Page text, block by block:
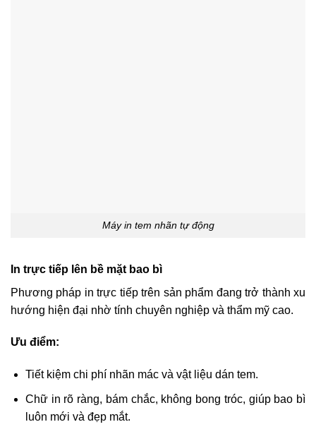
Máy in tem nhãn tự động
In trực tiếp lên bề mặt bao bì
Phương pháp in trực tiếp trên sản phẩm đang trở thành xu
hướng hiện đại nhờ tính chuyên nghiệp và thẩm mỹ cao.
Ưu điểm:
Tiết kiệm chi phí nhãn mác và vật liệu dán tem.
Chữ in rõ ràng, bám chắc, không bong tróc, giúp bao bì
luôn mới và đẹp mắt.